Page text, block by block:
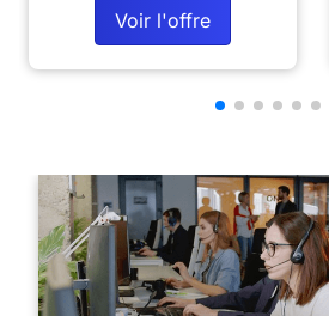
Voir l'offre